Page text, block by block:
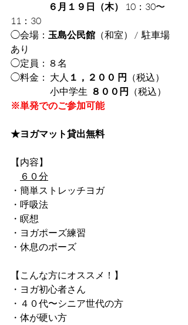
６月１９日（木）
10：30〜
11：30
◯会場： 玉島公民館 （和室） /  駐車場
あり
◯定員：８名
◯料金： 大人 １，２００ 円 （税込）
小中学生 ８００円 （税込）
※単発でのご参加可能
★ヨガマット貸出無料
【内容】
６０分
・簡単ストレッチヨガ
・呼吸法
・瞑想
・ヨガポーズ練習
・休息のポーズ
【こんな方にオススメ！】
・ヨガ初心者さん
・４０代〜シニア世代の方
・体が硬い方